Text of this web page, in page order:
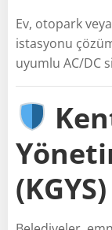
Ev, otopark
istasyonu
uyumlu AC/DC
(KGYS)